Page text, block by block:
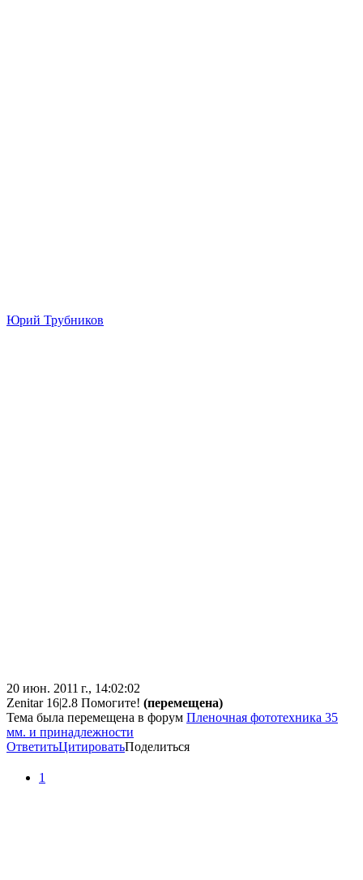
Юрий Трубников
20 июн. 2011 г., 14:02:02
Zenitar 16|2.8 Помогите! (перемещена)
Тема была перемещена в форум Пленочная фототехника 35
мм. и принадлежности
ОтветитьЦитироватьПоделиться
1